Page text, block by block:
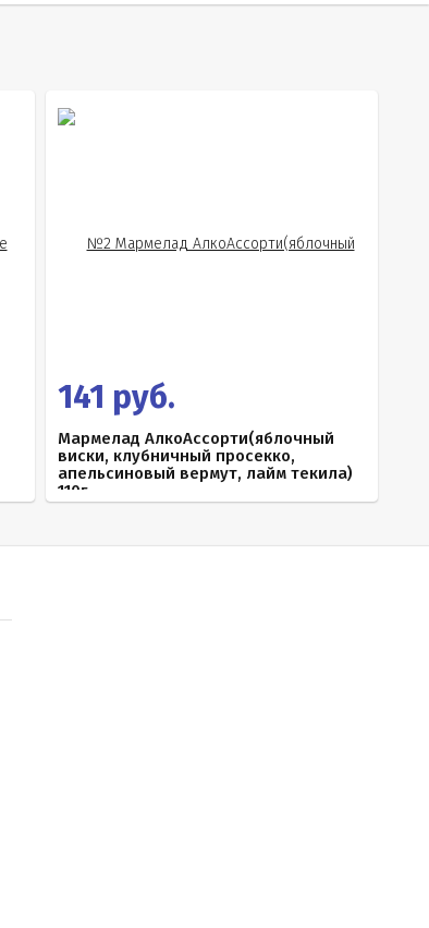
141 руб.
Мармелад АлкоАссорти(яблочный
виски, клубничный просекко,
апельсиновый вермут, лайм текила)
110г